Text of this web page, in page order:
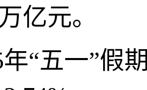
亿元。
年“五一”假